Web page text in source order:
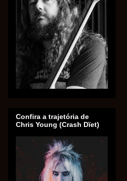
Confira a trajetória de
Chris Young (Crash Dïet)